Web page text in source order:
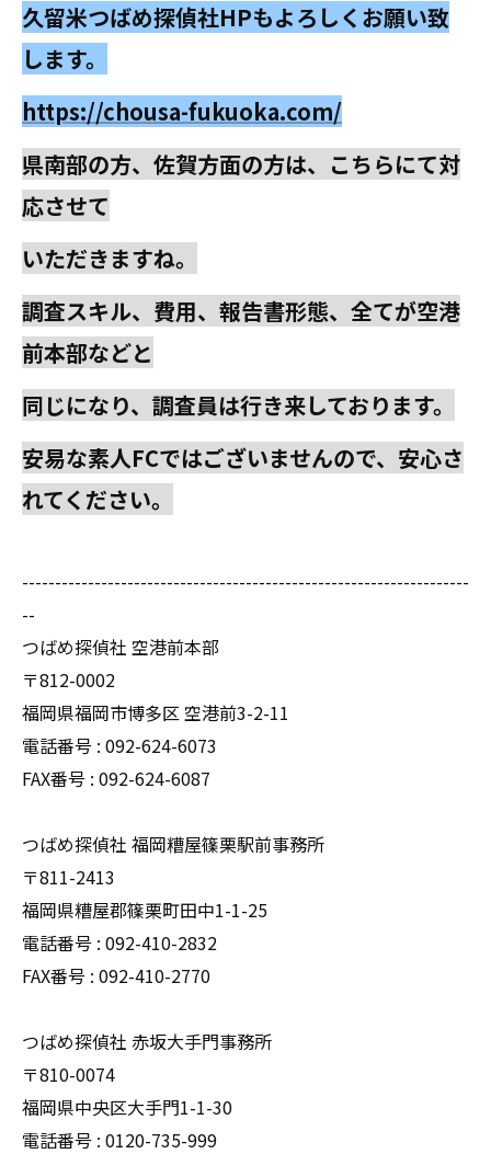
久留米つばめ探偵社HPもよろしくお願い致
します。
https://chousa-fukuoka.com/
県南部の方、佐賀方面の方は、こちらにて対
応させて
いただきますね。
調査スキル、費用、報告書形態、全てが空港
前本部などと
同じになり、調査員は行き来しております。
安易な素人FCではございませんので、安心さ
れてください。
--------------------------------------------------------------------
--
つばめ探偵社 空港前本部
〒812-0002
福岡県福岡市博多区 空港前3-2-11
電話番号 : 092-624-6073
FAX番号 : 092-624-6087
つばめ探偵社 福岡糟屋篠栗駅前事務所
〒811-2413
福岡県糟屋郡篠栗町田中1-1-25
電話番号 : 092-410-2832
FAX番号 : 092-410-2770
つばめ探偵社 赤坂大手門事務所
〒810-0074
福岡県中央区大手門1-1-30
電話番号 : 0120-735-999